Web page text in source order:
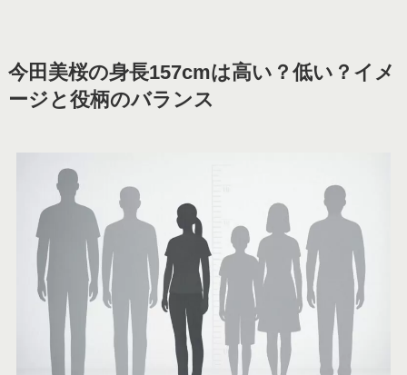
今田美桜の身長157cmは高い？低い？イメ
ージと役柄のバランス